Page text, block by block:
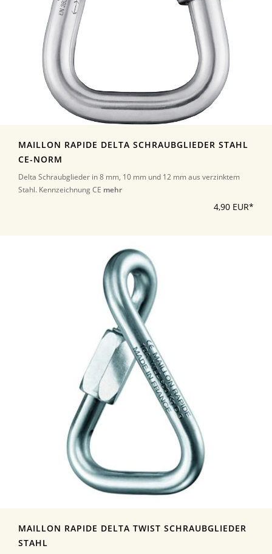
MAILLON RAPIDE DELTA SCHRAUBGLIEDER STAHL
CE-NORM
Delta Schraubglieder in 8 mm, 10 mm und 12 mm aus verzinktem
Stahl. Kennzeichnung CE mehr
4,90 EUR*
MAILLON RAPIDE DELTA TWIST SCHRAUBGLIEDER
STAHL